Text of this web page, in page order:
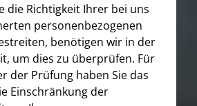
die Richtigkeit Ihrer bei uns
personenbezogenen
benötigen wir in der
um dies zu überprüfen. Für
der Prüfung haben Sie das
Einschränkung der